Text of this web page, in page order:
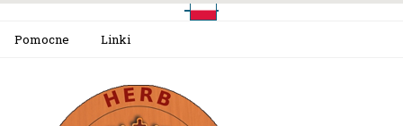
Pomocne Linki